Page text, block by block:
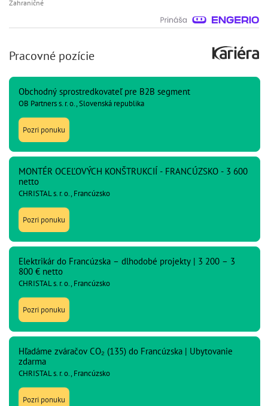
Zahraničné
Pracovné pozície
Obchodný sprostredkovateľ pre B2B segment
OB Partners s. r. o., Slovenská republika
Pozri ponuku
MONTÉR OCEĽOVÝCH KONŠTRUKCIÍ - FRANCÚZSKO - 3 600
netto
CHRISTAL s. r. o., Francúzsko
Pozri ponuku
Elektrikár do Francúzska – dlhodobé projekty | 3 200 – 3
800 € netto
CHRISTAL s. r. o., Francúzsko
Pozri ponuku
Hľadáme zváračov CO₂ (135) do Francúzska | Ubytovanie
zdarma
CHRISTAL s. r. o., Francúzsko
Pozri ponuku